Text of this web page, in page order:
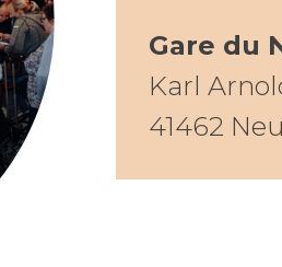
Gare du
Karl
41462